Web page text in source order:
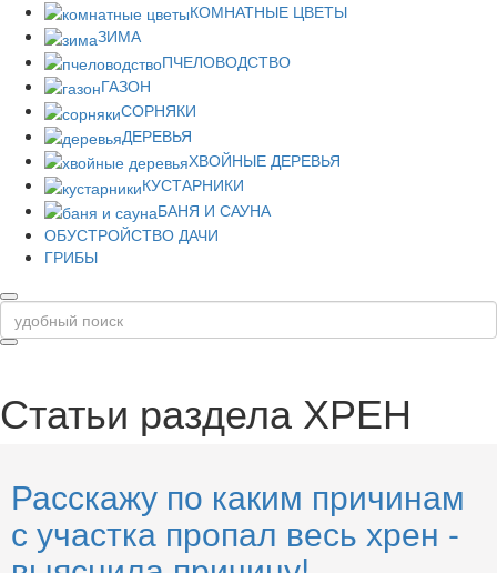
КОМНАТНЫЕ ЦВЕТЫ
ЗИМА
ПЧЕЛОВОДСТВО
ГАЗОН
СОРНЯКИ
ДЕРЕВЬЯ
ХВОЙНЫЕ ДЕРЕВЬЯ
КУСТАРНИКИ
БАНЯ И САУНА
ОБУСТРОЙСТВО ДАЧИ
ГРИБЫ
Статьи раздела ХРЕН
Расскажу по каким причинам
с участка пропал весь хрен -